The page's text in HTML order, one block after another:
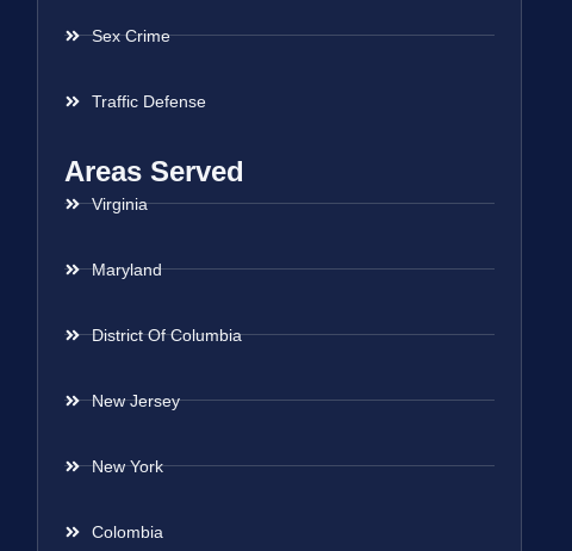
Sex Crime
Traffic Defense
Areas Served
Virginia
Maryland
District Of Columbia
New Jersey
New York
Colombia